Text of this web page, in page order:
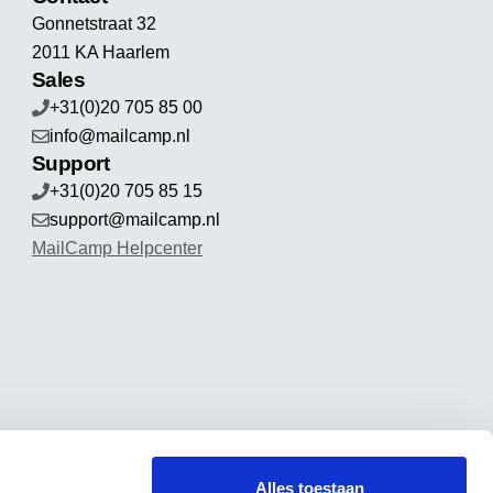
Alles toestaan
Gonnetstraat 32
2011 KA Haarlem
Sales
+31(0)20 705 85 00
info@mailcamp.nl
Support
+31(0)20 705 85 15
support@mailcamp.nl
MailCamp Helpcenter